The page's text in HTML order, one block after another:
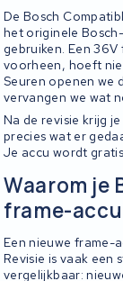
De Bosch
het originele
gebruiken. Een
voorheen, hoeft
Seuren openen we
vervangen we wat
Na de revisie krijg
precies wat er
Je accu wordt
Waarom je
frame-
Een nieuwe frame-
Revisie is vaak een
vergelijkbaar: